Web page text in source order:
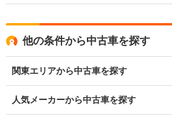
他の条件から中古車を探す
関東エリアから中古車を探す
人気メーカーから中古車を探す